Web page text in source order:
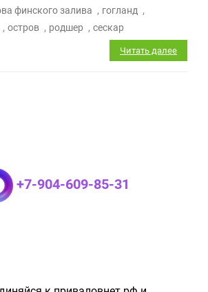
финского залива , гогланд ,
, остров , родшер , сескар
Читать далее
+7-904-609-85-31